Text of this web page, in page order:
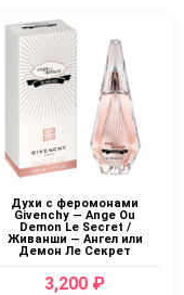
Духи с феромонами
Givenchy — Ange Ou
Demon Le Secret /
Живанши — Ангел или
Демон Ле Секрет
3,200 ₽